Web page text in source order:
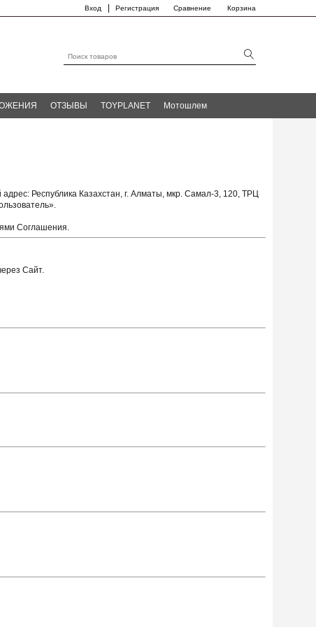
Вход Регистрация Сравнение Корзина
ОТЗЫВЫ TOYPLANET Мотошлем
адрес: Республика Казахстан, г. Алматы, мкр. Самал-3, 120, ТРЦ
Соглашения.
Сайт.